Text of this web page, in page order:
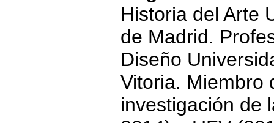
Historia del Arte
de Madrid.
Diseño
Vitoria. Miembro
investigación de